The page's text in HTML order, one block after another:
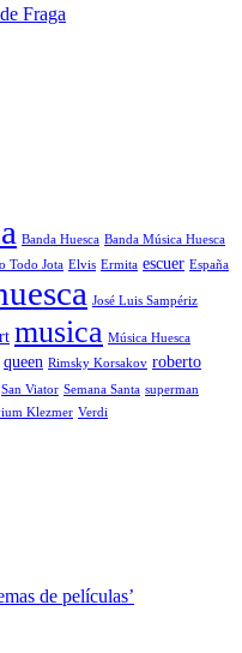
Fraga
Banda Huesca Banda Música Huesca
Todo Jota Elvis Ermita escuer España
José Luis Sampériz
musica Música Huesca
queen Rimsky Korsakov roberto
San Viator Semana Santa superman
Klezmer Verdi
de películas’